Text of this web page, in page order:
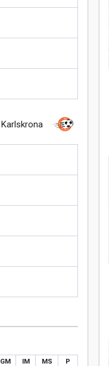
Karlskrona
GM IM MS P